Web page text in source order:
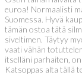
euroa! Normaalisti
Suomessa. Hyvä
tämän ostoa tätä
siveltimen. Täytyy
vaati vähän
itselläni parhaiten,
Katsoppas alta tällä